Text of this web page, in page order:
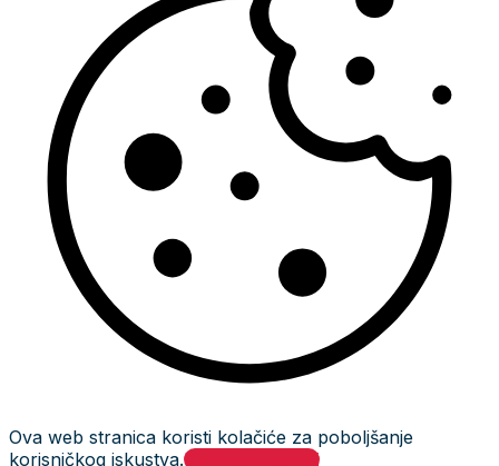
Ova web stranica koristi kolačiće za poboljšanje
korisničkog iskustva.Prihvati i zatvori